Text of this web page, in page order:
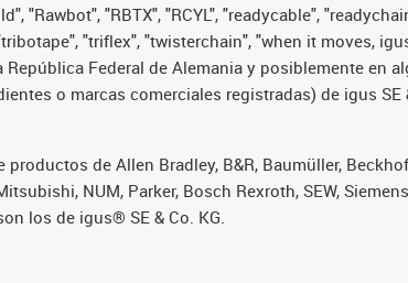
"Rawbot", "RBTX", "RCYL", "readycable",
"triflex", "twisterchain", "when it moves,
Federal de Alemania y posiblemente en
o marcas comerciales registradas) de igus SE
de Allen Bradley, B&R, Baumüller,
NUM, Parker, Bosch Rexroth, SEW,
los de igus® SE & Co. KG.